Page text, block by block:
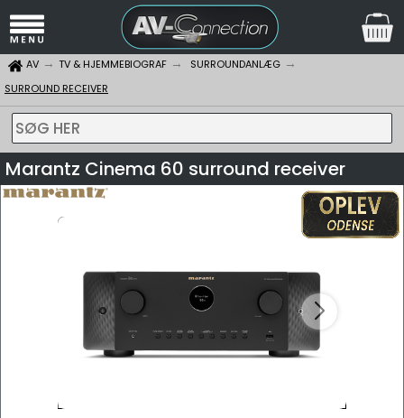
AV TV & HJEMMEBIOGRAF
SURROUNDANLÆG
SURROUND RECEIVER
SØG HER
Marantz Cinema 60 surround receiver